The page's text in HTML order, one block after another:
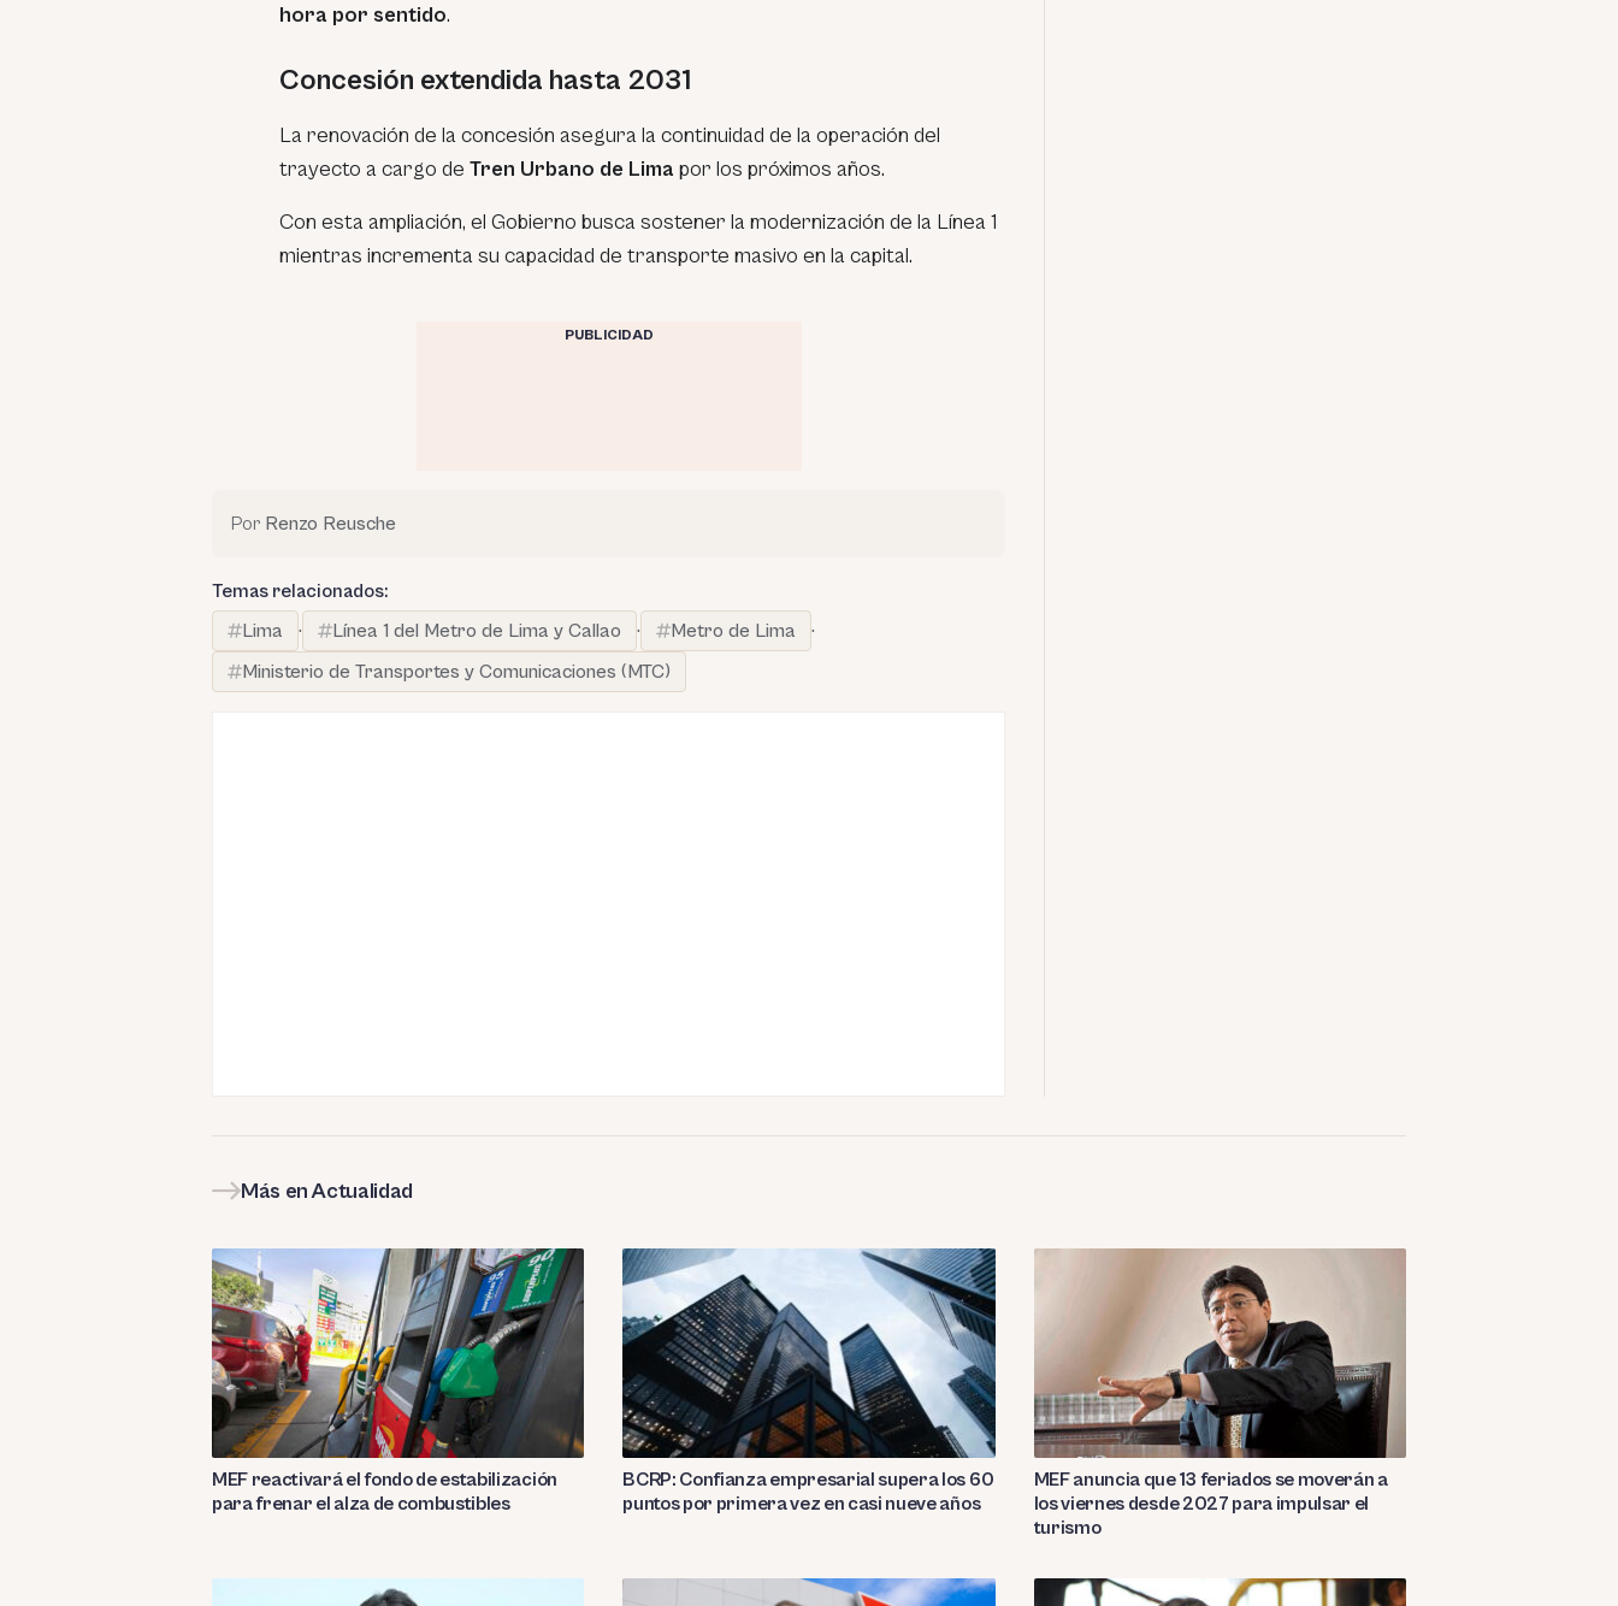
hora por sentido.
Concesión extendida hasta 2031
La renovación de la concesión asegura la continuidad de la operación del
trayecto a cargo de Tren Urbano de Lima por los próximos años.
Con esta ampliación, el Gobierno busca sostener la modernización de la Línea 1
mientras incrementa su capacidad de transporte masivo en la capital.
PUBLICIDAD
Por Renzo Reusche
Temas relacionados:
Lima
· Línea 1 del Metro de Lima y Callao · Metro de Lima
·
Ministerio de Transportes y Comunicaciones (MTC)
Más en Actualidad
MEF reactivará el fondo de estabilización
para frenar el alza de combustibles
BCRP: Confianza empresarial supera los 60
puntos por primera vez en casi nueve años
MEF anuncia que 13 feriados se moverán a
los viernes desde 2027 para impulsar el
turismo